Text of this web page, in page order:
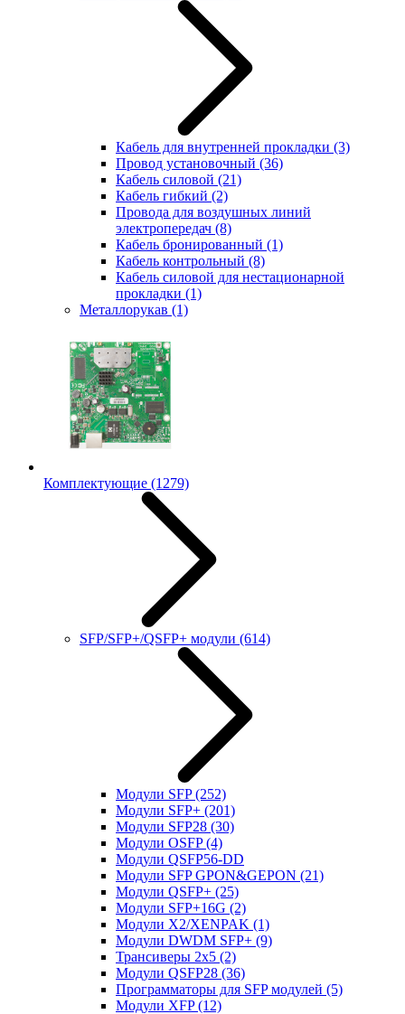
Кабель для внутренней прокладки (3)
Провод установочный (36)
Кабель силовой (21)
Кабель гибкий (2)
Провода для воздушных линий
электропередач (8)
Кабель бронированный (1)
Кабель контрольный (8)
Кабель силовой для нестационарной
прокладки (1)
Металлорукав (1)
Комплектующие (1279)
SFP/SFP+/QSFP+ модули (614)
Модули SFP(252)
Модули SFP+ (201)
Модули SFP28 (30)
Модули OSFP(4)
Модули QSFP56-DD
Модули SFP GPON&GEPON (21)
Модули QSFP+ (25)
Модули SFP+16G (2)
Модули X2/XENPAK (1)
Модули DWDM SFP+ (9)
Трансиверы 2x5 (2)
Модули QSFP28 (36)
Программаторы для SFP модулей (5)
Модули XFP(12)